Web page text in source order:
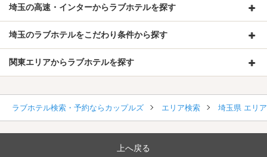
埼玉の高速・インターからラブホテルを探す
埼玉のラブホテルをこだわり条件から探す
関東エリアからラブホテルを探す
ラブホテル検索・予約ならカップルズ エリア検索 埼玉県 エリ
上へ戻る